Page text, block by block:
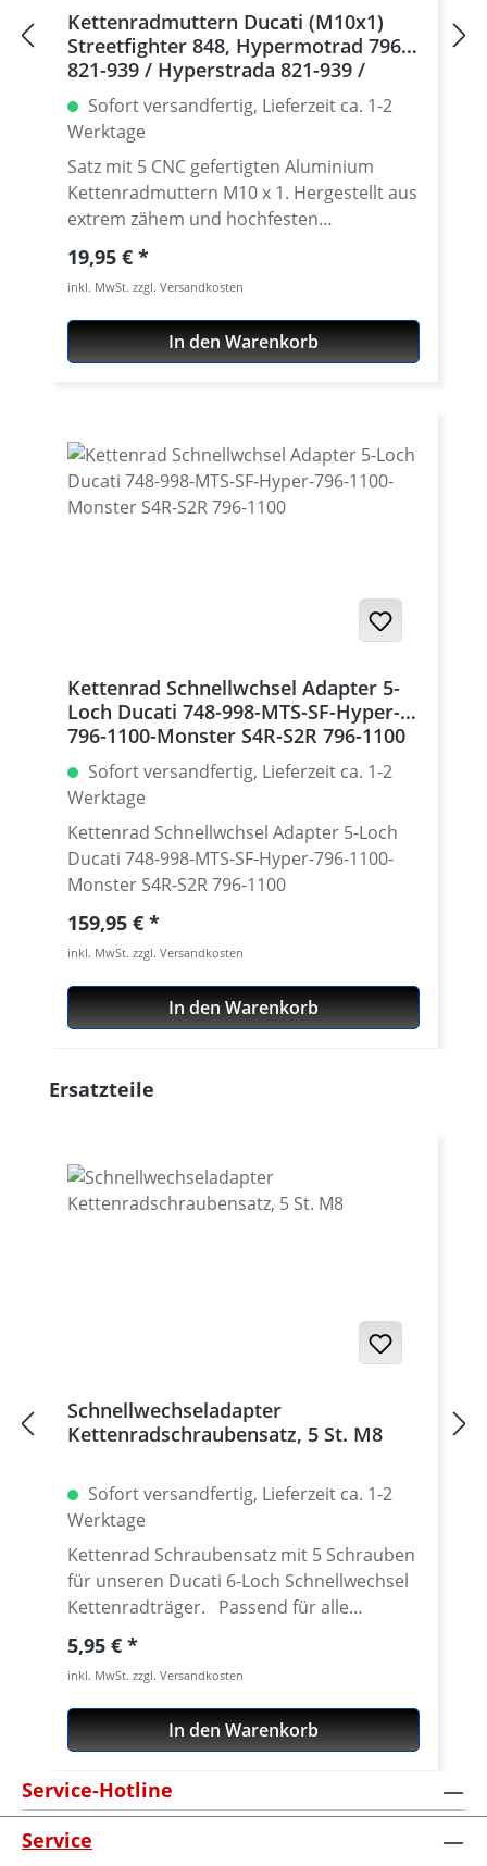
Adapter findest Du weiter unten beim
Zubehör.
Kettenradmuttern Ducati (M10x1)
Streetfighter 848, Hypermotrad 796-
821-939 / Hyperstrada 821-939 /
Desmosedici RR, 5 | silber
Sofort versandfertig, Lieferzeit ca. 1-2
Werktage
Satz mit 5 CNC gefertigten Aluminium
Kettenradmuttern M10 x 1. Hergestellt aus
extrem zähem und hochfesten
Kontruktionsaluminium 7075 T6. In
verschíedenen Farben lieferbar Gefertigt
auch modernen CNC Maschinen - Made in
Germany. · Material : 7075-T6 · Gewinde :
M10 x 1 · Schlüsselweite : 15 · Gewicht : 4
Performanceparts Set mit 5 Stück für :
Streetfighter 848, Hypermotrad 796-821-
939 / Hyperstrada 821-939 / Desmosedici
Regulärer Preis:
19,95 €
inkl. MwSt. zzgl. Versandkosten
In den Warenkorb
Kettenrad Schnellwchsel Adapter 5-
Loch Ducati 748-998-MTS-SF-Hyper-
796-1100-Monster S4R-S2R 796-1100
Sofort versandfertig, Lieferzeit ca. 1-2
Werktage
Kettenrad Schnellwchsel Adapter 5-Loch
Ducati 748-998-MTS-SF-Hyper-796-1100-
Monster S4R-S2R 796-1100
Regulärer Preis:
159,95 €
inkl. MwSt. zzgl. Versandkosten
In den Warenkorb
Produktgalerie überspringen
Ersatzteile
Schnellwechseladapter
Kettenradschraubensatz, 5 St. M8
Sofort versandfertig, Lieferzeit ca. 1-2
Werktage
Kettenrad Schraubensatz mit 5 Schrauben
für unseren Ducati 6-Loch Schnellwechsel
Kettenradträger. Passend für alle
Kettenräder mit 5 Löchern (kleine Achse)
und Senkung in der Bohrung des
Schraubenlöcher. Material: Stahl, verzinkt
Inhalt: 5 Schrauben
Regulärer Preis:
5,95 €
inkl. MwSt. zzgl. Versandkosten
In den Warenkorb
Service-Hotline
Service